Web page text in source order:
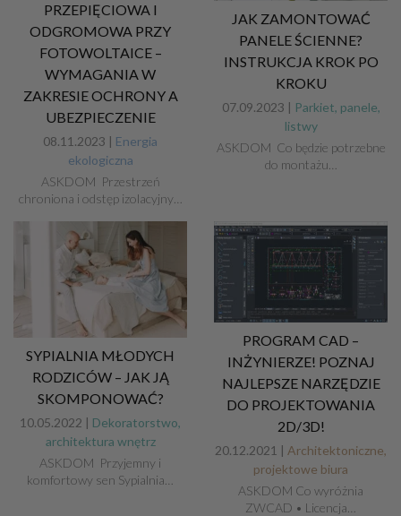
PRZEPIĘCIOWA I
ODGROMOWA PRZY
FOTOWOLTAICE –
WYMAGANIA W
ZAKRESIE OCHRONY A
UBEZPIECZENIE
08.11.2023 | Energia
ekologiczna
ASKDOM Przestrzeń
chroniona i odstęp izolacyjny…
JAK ZAMONTOWAĆ
PANELE ŚCIENNE?
INSTRUKCJA KROK PO
KROKU
07.09.2023 | Parkiet, panele,
listwy
ASKDOM Co będzie potrzebne
do montażu…
SYPIALNIA MŁODYCH
RODZICÓW – JAK JĄ
SKOMPONOWAĆ?
10.05.2022 | Dekoratorstwo,
architektura wnętrz
ASKDOM Przyjemny i
komfortowy sen Sypialnia…
PROGRAM CAD –
INŻYNIERZE! POZNAJ
NAJLEPSZE NARZĘDZIE
DO PROJEKTOWANIA
2D/3D!
20.12.2021 | Architektoniczne,
projektowe biura
ASKDOM Co wyróżnia
ZWCAD • Licencja…